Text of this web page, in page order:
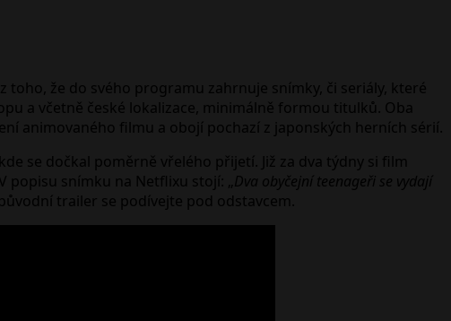
že do svého programu zahrnuje snímky, či seriály, které
a včetně české lokalizace, minimálně formou titulků. Oba
animovaného filmu a obojí pochazí z japonských herních sérií.
se dočkal poměrně vřelého přijetí. Již za dva týdny si film
popisu snímku na Netflixu stojí: „Dva obyčejní teenageři se vydají
trailer se podívejte pod odstavcem.